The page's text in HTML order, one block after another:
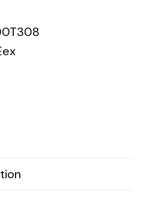
for all kinds of needs.